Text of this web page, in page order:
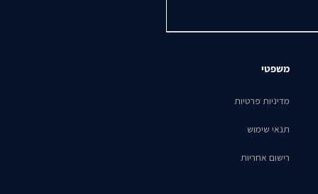
משפטי
מדיניות פרטיות
תנאי שימוש
רישום אחריות